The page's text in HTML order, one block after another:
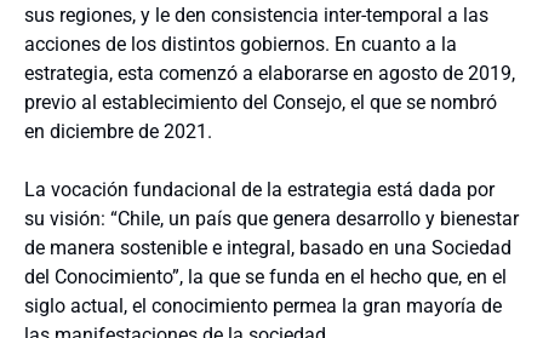
sus regiones, y le den consistencia inter-temporal a las
acciones de los distintos gobiernos. En cuanto a la
estrategia, esta comenzó a elaborarse en agosto de 2019,
previo al establecimiento del Consejo, el que se nombró
en diciembre de 2021.
La vocación fundacional de la estrategia está dada por
su visión: “Chile, un país que genera desarrollo y bienestar
de manera sostenible e integral, basado en una Sociedad
del Conocimiento”, la que se funda en el hecho que, en el
siglo actual, el conocimiento permea la gran mayoría de